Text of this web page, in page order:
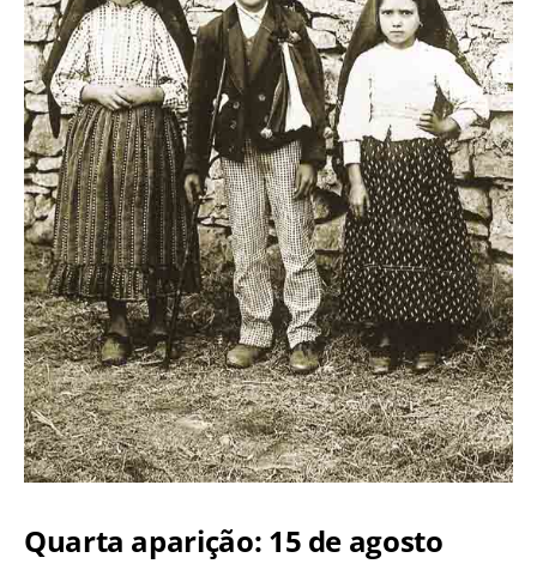
Quarta aparição: 15 de agosto